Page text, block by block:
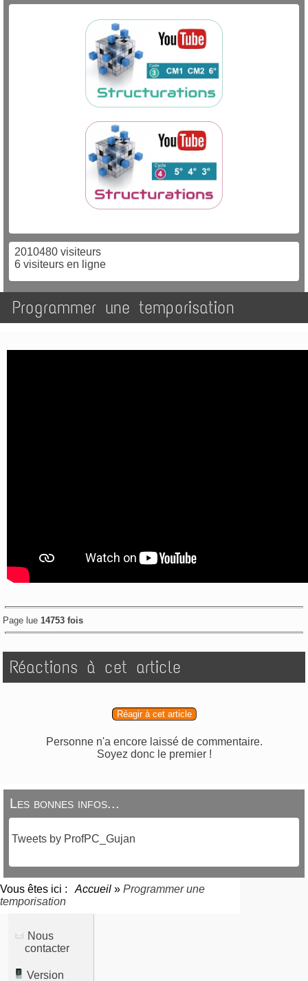
2010480 visiteurs
6 visiteurs en ligne
Programmer une temporisation
Page lue 14753 fois
Réactions à cet article
Réagir à cet article
Personne n'a encore laissé de commentaire.
Soyez donc le premier !
Les bonnes infos...
Tweets by ProfPC_Gujan
Vous êtes ici : Accueil » Programmer une
temporisation
Nous
contacter
Version